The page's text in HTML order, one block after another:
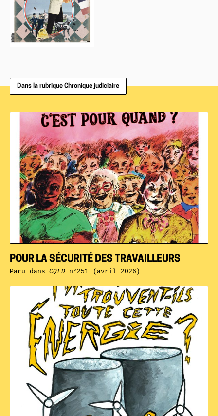
Dans la rubrique Chronique judiciaire
POUR LA SÉCURITÉ DES TRAVAILLEURS
Paru dansCQFDn°251 (avril 2026)